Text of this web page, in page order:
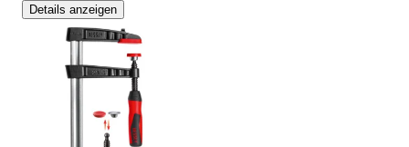
Details anzeigen